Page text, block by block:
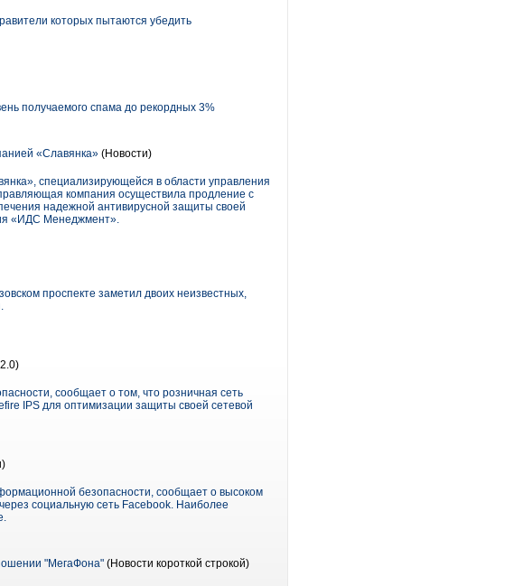
которых пытаются убедить
получаемого спама до рекордных 3%
«Славянка» (Новости)
специализирующейся в области управления
компания осуществила продление с
надежной антивирусной защиты своей
«ИДС Менеджмент».
проспекте заметил двоих неизвестных,
сообщает о том, что розничная сеть
IPS для оптимизации защиты своей сетевой
безопасности, сообщает о высоком
социальную сеть Facebook. Наиболее
"МегаФона" (Новости короткой строкой)